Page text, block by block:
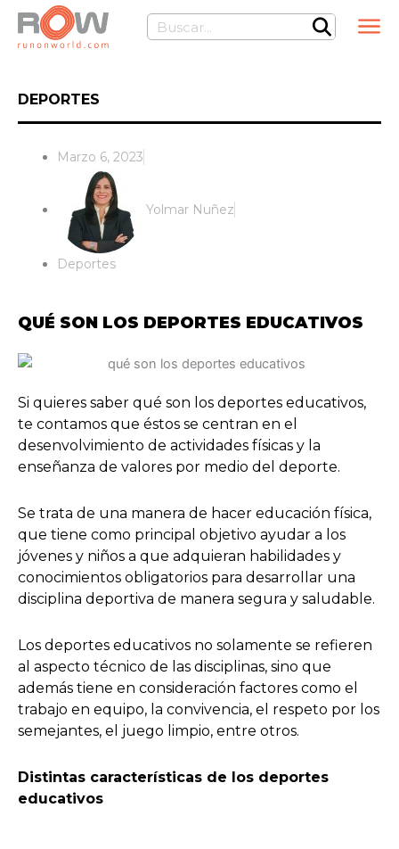
contenido
Buscar
DEPORTES
Marzo 6, 2023
Yolmar Nuñez
Deportes
QUÉ SON LOS DEPORTES EDUCATIVOS
Si quieres saber qué son los deportes educativos,
te contamos que éstos se centran en el
desenvolvimiento de actividades físicas y la
enseñanza de valores por medio del deporte.
Se trata de una manera de hacer educación física,
que tiene como principal objetivo ayudar a los
jóvenes y niños a que adquieran habilidades y
conocimientos obligatorios para desarrollar una
disciplina deportiva de manera segura y saludable.
Los deportes educativos no solamente se refieren
al aspecto técnico de las disciplinas, sino que
además tiene en consideración factores como el
trabajo en equipo, la convivencia, el respeto por los
semejantes, el juego limpio, entre otros.
Distintas características de los deportes
educativos